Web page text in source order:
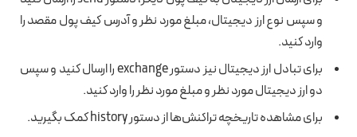
و سپس نوع ارز دیجیتال، مبلغ مورد نظر و آدرس کیف پول مقصد را
وارد کنید.
برای تبادل ارز دیجیتال نیز دستور exchange را ارسال کنید و سپس
دو ارز دیجیتال مورد نظر و مبلغ مورد نظر را وارد کنید.
برای مشاهده تاریخچه تراکنش‌ها از دستور history کمک بگیرید.